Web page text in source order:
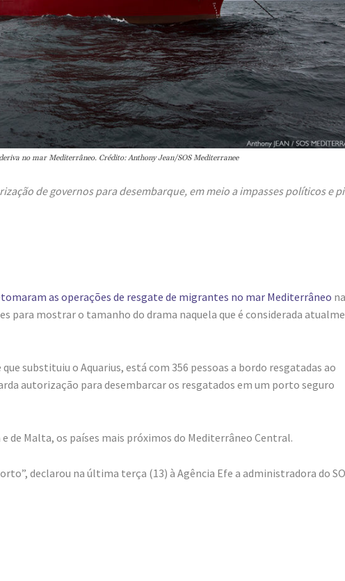
no mar Mediterrâneo. Crédito: Anthony Jean/SOS Mediterranee
de governos para desembarque, em meio a impasses políticos e
as operações de resgate de migrantes no mar Mediterrâneo na
para mostrar o tamanho do drama naquela que é considerada
substituiu o Aquarius, está com 356 pessoas a bordo resgatadas ao
autorização para desembarcar os resgatados em um porto seguro
de Malta, os países mais próximos do Mediterrâneo Central.
declarou na última terça (13) à Agência Efe a administradora do